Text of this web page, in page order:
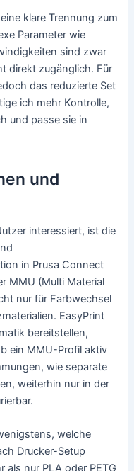
klare Trennung zum
Parameter wie
sind zwar
direkt zugänglich. Für
das reduzierte Set
ich mehr Kontrolle,
und passe sie in
und
interessiert, ist die
in Prusa Connect
MMU (Multi Material
nur für Farbwechsel
EasyPrint
bereitstellen,
ein MMU-Profil aktiv
wie separate
weiterhin nur in der
welche
Drucker-Setup